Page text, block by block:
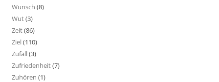
Wunsch (8)
Wut(3)
Zeit(86)
Ziel(110)
Zufall(3)
Zufriedenheit(7)
Zuhören (1)